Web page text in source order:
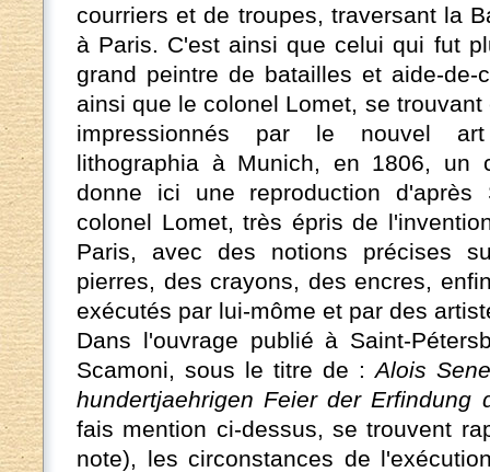
courriers et de troupes, traversant la
à Paris. C'est ainsi que celui qui fut
grand peintre de batailles et aide-de-
ainsi que le colonel Lomet, se
impressionnés par le nouvel art
lithographia à Munich, en 1806, un
donne ici une reproduction
colonel Lomet, très épris de
Paris, avec des notions précises
pierres, des crayons, des encres,
exécutés par lui-môme et par des
Dans l'ouvrage publié à Saint-
Scamoni, sous le titre de : Alois
hundertjaehrigen Feier der Erfindung
fais mention ci-dessus, se trouvent
note), les circonstances de